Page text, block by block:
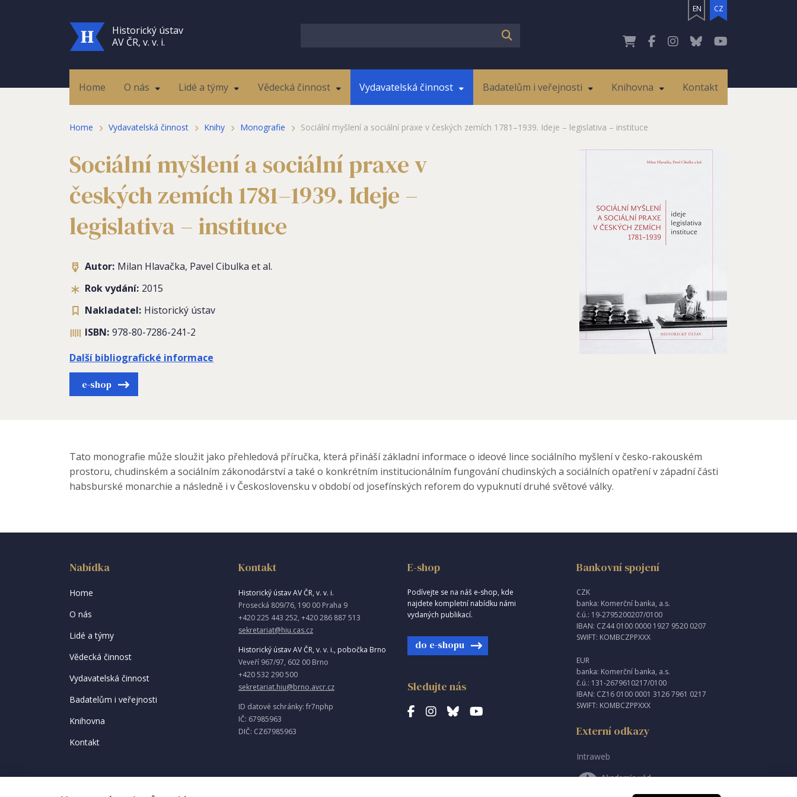
Historický ústav
AV ČR, v. v. i.
EN CZ
Home O nás Lidé a týmy Vědecká činnost Vydavatelská činnost Badatelům i veřejnosti Knihovna Kontakt
Home Vydavatelská činnost Knihy Monografie Sociální myšlení a sociální praxe v českých zemích 1781–1939. Ideje – legislativa – instituce
Sociální myšlení a sociální praxe v
českých zemích 1781–1939. Ideje –
legislativa – instituce
Autor: Milan Hlavačka, Pavel Cibulka et al.
Rok vydání: 2015
Nakladatel: Historický ústav
ISBN: 978-80-7286-241-2
Další bibliografické informace
e-shop
Tato monografie může sloužit jako přehledová příručka, která přináší základní informace o ideové lince sociálního myšlení v česko-rakouském
prostoru, chudinském a sociálním zákonodárství a také o konkrétním institucionálním fungování chudinských a sociálních opatření v západní části
habsburské monarchie a následně i v Československu v období od josefínských reforem do vypuknutí druhé světové války.
Nabídka
Home
O nás
Lidé a týmy
Vědecká činnost
Vydavatelská činnost
Badatelům i veřejnosti
Knihovna
Kontakt
Kontakt
Historický ústav AV ČR, v. v. i.
Prosecká 809/76, 190 00 Praha 9
+420 225 443 252, +420 286 887 513
sekretariat@hiu.cas.cz
Historický ústav AV ČR, v. v. i., pobočka Brno
Veveří 967/97, 602 00 Brno
+420 532 290 500
sekretariat.hiu@brno.avcr.cz
ID datové schránky: fr7nphp
IČ: 67985963
DIČ: CZ67985963
E-shop
Podívejte se na náš e-shop, kde
najdete kompletní nabídku námi
vydaných publikací.
do e-shopu
Sledujte nás
Bankovní spojení
CZK
banka: Komerční banka, a.s.
č.ú.: 19-2795200207/0100
IBAN: CZ44 0100 0000 1927 9520 0207
SWIFT: KOMBCZPPXXX
EUR
banka: Komerční banka, a.s.
č.ú.: 131-2679610217/0100
IBAN: CZ16 0100 0001 3126 7961 0217
SWIFT: KOMBCZPPXXX
Externí odkazy
Intraweb